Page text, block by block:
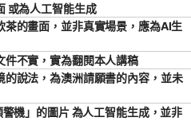
或為人工智能生成
的畫面，並非真實場景，應為AI生
件不實，實為翻閱本人講稿
說法，為澳洲請願書的內容，並未
機」的圖片 為人工智能生成，並非